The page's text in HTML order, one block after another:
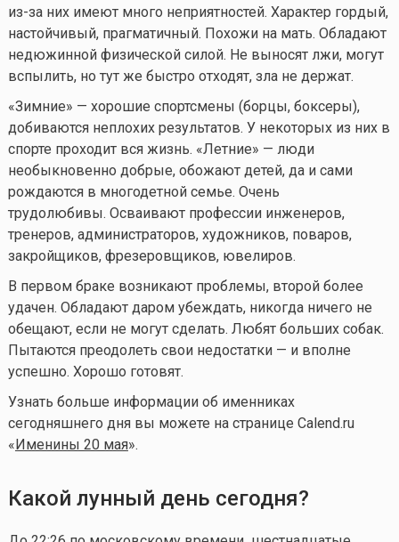
из-за них имеют много неприятностей. Характер гордый,
настойчивый, прагматичный. Похожи на мать. Обладают
недюжинной физической силой. Не выносят лжи, могут
вспылить, но тут же быстро отходят, зла не держат.
«Зимние» — хорошие спортсмены (борцы, боксеры),
добиваются неплохих результатов. У некоторых из них в
спорте проходит вся жизнь. «Летние» — люди
необыкновенно добрые, обожают детей, да и сами
рождаются в многодетной семье. Очень
трудолюбивы. Осваивают профессии инженеров,
тренеров, администраторов, художников, поваров,
закройщиков, фрезеровщиков, ювелиров.
В первом браке возникают проблемы, второй более
удачен. Обладают даром убеждать, никогда ничего не
обещают, если не могут сделать. Любят больших собак.
Пытаются преодолеть свои недостатки — и вполне
успешно. Хорошо готовят.
Узнать больше информации об именниках
сегодняшнего дня вы можете на странице Calend.ru
«Именины 20 мая».
Какой лунный день сегодня?